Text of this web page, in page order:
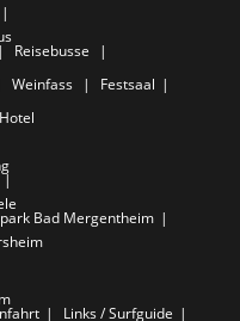
Reisebusse
Weinfass
Festsaal
Hotel
Bad Mergentheim
Links / Surfguide